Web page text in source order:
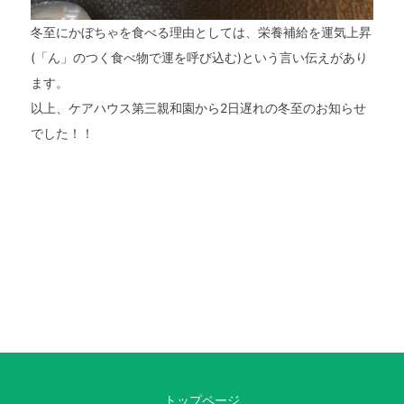
冬至にかぼちゃを食べる理由としては、栄養補給を運気上昇
(「ん」のつく食べ物で運を呼び込む)という言い伝えがあり
ます。
以上、ケアハウス第三親和園から2日遅れの冬至のお知らせ
でした！！
トップページ